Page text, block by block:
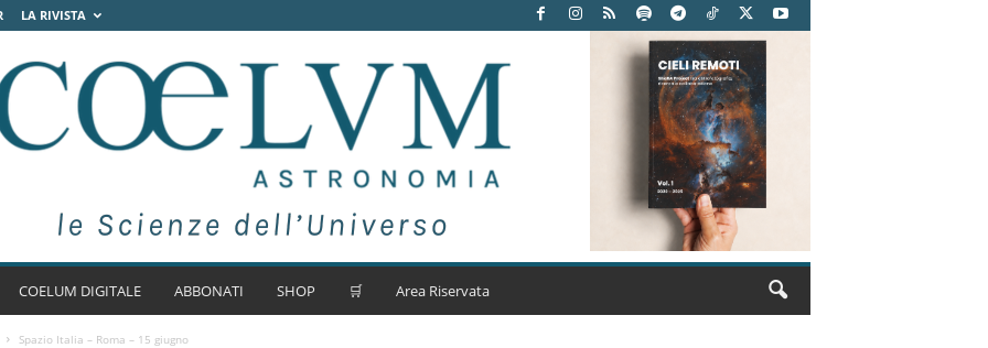
LA RIVISTA
COELUM DIGITALE ABBONATI SHOP 🛒 Area Riservata
Spazio Italia – Roma – 15 giugno